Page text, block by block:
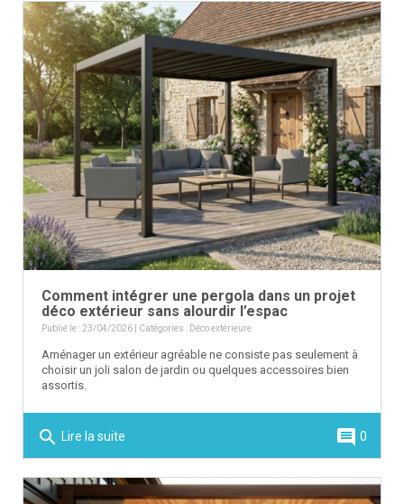
Comment intégrer une pergola dans un projet
déco extérieur sans alourdir l’espac
Publié le : 23/04/2026 | Catégories : Déco extérieure
Aménager un extérieur agréable ne consiste pas seulement à
choisir un joli salon de jardin ou quelques accessoires bien
assortis.
search Lire la suite comment 0